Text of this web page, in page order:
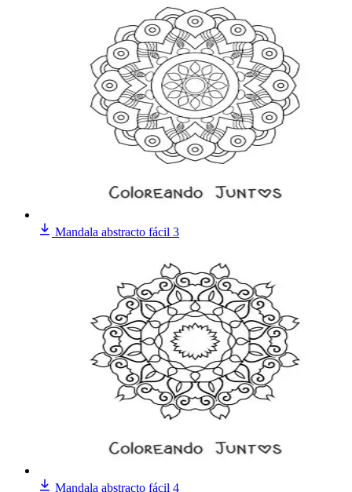
Mandala abstracto fácil 3
Mandala abstracto fácil 4